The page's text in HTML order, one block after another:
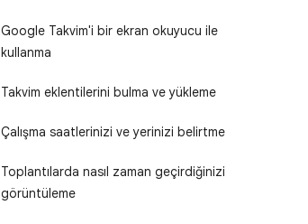
Google Takvim'i bir ekran okuyucu ile
kullanma
Takvim eklentilerini bulma ve yükleme
Çalışma saatlerinizi ve yerinizi belirtme
Toplantılarda nasıl zaman geçirdiğinizi
görüntüleme